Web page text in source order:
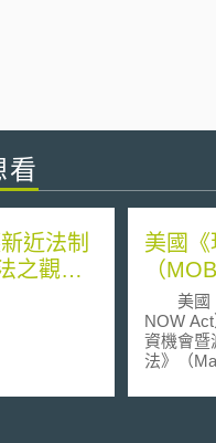
看
近法制
之觀察
美國《
（
美國《
NOW
資機會暨
法》（